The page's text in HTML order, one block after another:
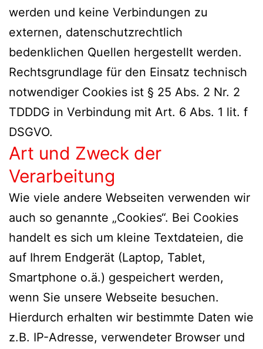
werden und keine Verbindungen zu
externen, datenschutzrechtlich
bedenklichen Quellen hergestellt werden.
Rechtsgrundlage für den Einsatz technisch
notwendiger Cookies ist § 25 Abs. 2 Nr. 2
TDDDG in Verbindung mit Art. 6 Abs. 1 lit. f
DSGVO.
Art und Zweck der
Verarbeitung
Wie viele andere Webseiten verwenden wir
auch so genannte „Cookies“. Bei Cookies
handelt es sich um kleine Textdateien, die
auf Ihrem Endgerät (Laptop, Tablet,
Smartphone o.ä.) gespeichert werden,
wenn Sie unsere Webseite besuchen.
Hierdurch erhalten wir bestimmte Daten wie
z.B. IP-Adresse, verwendeter Browser und